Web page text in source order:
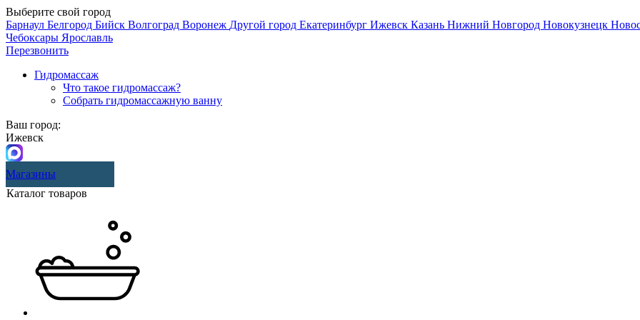
Выберите свой город
Барнаул Белгород Бийск Волгоград Воронеж Другой город Екатеринбург Ижевск Казань Нижний Новгород Новокузнецк
Чебоксары Ярославль
Перезвонить
Гидромассаж
Что такое гидромассаж?
Собрать гидромассажную ванну
Ваш город:
Ижевск
Магазины
Каталог товаров